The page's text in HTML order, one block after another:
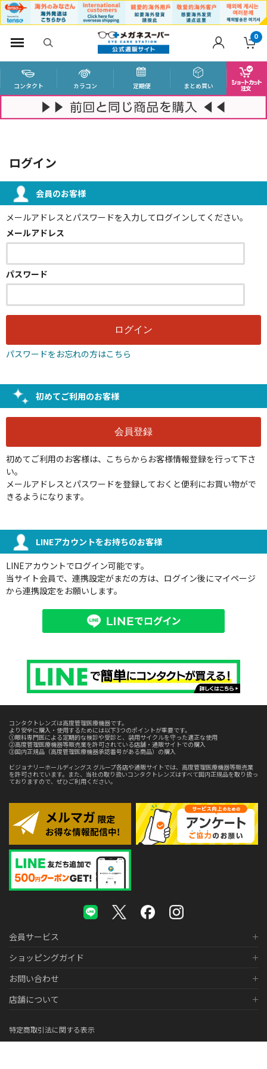
0
コンタクト カラコン 定期便 まとめ買い
ログイン
会員のお客様
メールアドレスとパスワードを入力してログインしてください。
メールアドレス
パスワード
パスワードをお忘れの方はこちら
初めてご利用のお客様
初めてご利用のお客様は、こちらからお客様情報登録を行って下さ
い。
メールアドレスとパスワードを登録しておくと便利にお買い物がで
きるようになります。
LINEアカウントをお持ちのお客様
LINEアカウントでログイン可能です。
当サイト会員で、連携設定がまだの方は、ログイン後にマイページ
から連携設定をお願いします。
コンタクトレンズは高度管理医療機器です。
より安全に購入・使用するためには以下3つのポイントが重要です。
①眼科専門医による定期的な検診や受診と、装用サイクルを守った適正な使用
②高度管理医療機器等販売業を許可されている店舗・通販サイトでの購入
③国内正規品（高度管理医療機器承認番号がある商品）の購入
ビジョナリーホールディングス グループ各店や通販サイトでは、高度管理医療機器等販売業
を許可されています。また、当社の取り扱いコンタクトレンズはすべて国内正規品を取り扱っ
ておりますので、ぜひご利用ください。
会員サービス
ショッピングガイド
お問い合わせ
店舗について
特定商取引法に関する表示